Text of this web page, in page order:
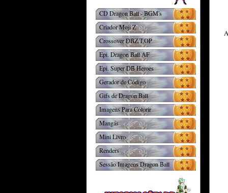
CD Dragon Ball - BGM's
Criador Moji Z
Crossover DBZ.T.OP
Epi. Dragon Ball AF
Epi. Super DB Heroes
Gerador de Código
Gifs de Dragon Ball
Imagens Para Colorir
Mangás
Mini Livro
Renders
Sessão Imagens Dragon Ball